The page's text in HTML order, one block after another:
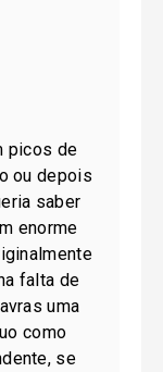
picos de
ou depois
saber
enorme
falta de
uma
como
se